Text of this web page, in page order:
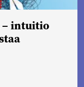
– intuitio